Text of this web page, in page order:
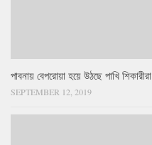
পাবনায় বেপরোয়া হয়ে উঠছে পাখি শিকারীরা
SEPTEMBER 12, 2019